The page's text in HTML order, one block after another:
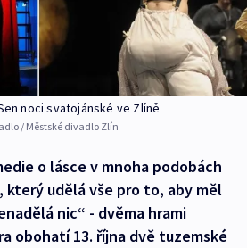
noci svatojánské ve Zlíně
/ Městské divadlo Zlín
o lásce v mnoha podobách
který udělá vše pro to, aby měl
nic“ - dvěma hrami
obohatí 13. října dvě tuzemské